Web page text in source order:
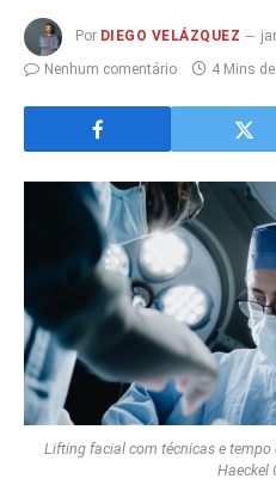
Por DIEGO VELÁZQUEZ
Nenhum comentário
4 Mins
Lifting facial com técnicas e tempo
Haeckel